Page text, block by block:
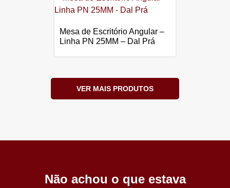
Mesa de Escritório Angular –
Linha PN 25MM – Dal Prá
VER MAIS PRODUTOS
Não achou o que estava